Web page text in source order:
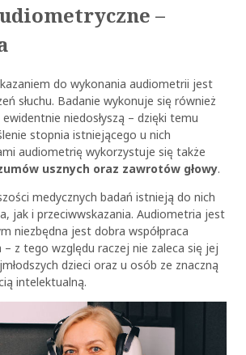
–
do wykonania audiometrii jest
słuchu. Badanie wykonuje się również
niedosłyszą – dzięki temu
stopnia istniejącego u nich
audiometrię wykorzystuje się także
usznych oraz zawrotów głowy.
medycznych badań istnieją do nich
jak i przeciwwskazania. Audiometria jest
niezbędna jest dobra współpraca
z tego względu raczej nie zaleca się jej
dzieci oraz u osób ze znaczną
intelektualną.